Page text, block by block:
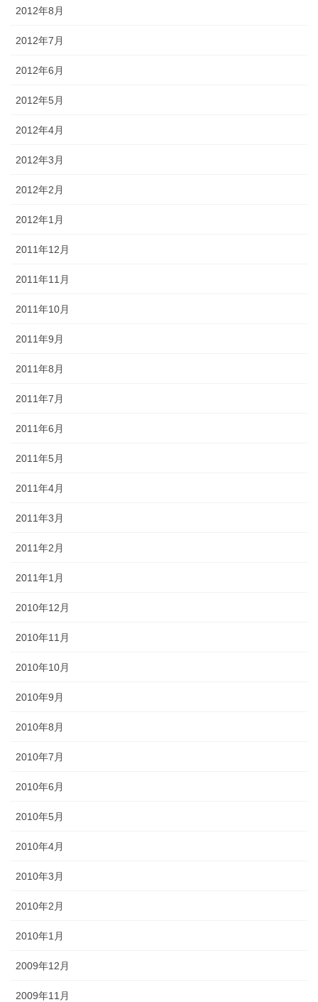
2012年8月
2012年7月
2012年6月
2012年5月
2012年4月
2012年3月
2012年2月
2012年1月
2011年12月
2011年11月
2011年10月
2011年9月
2011年8月
2011年7月
2011年6月
2011年5月
2011年4月
2011年3月
2011年2月
2011年1月
2010年12月
2010年11月
2010年10月
2010年9月
2010年8月
2010年7月
2010年6月
2010年5月
2010年4月
2010年3月
2010年2月
2010年1月
2009年12月
2009年11月